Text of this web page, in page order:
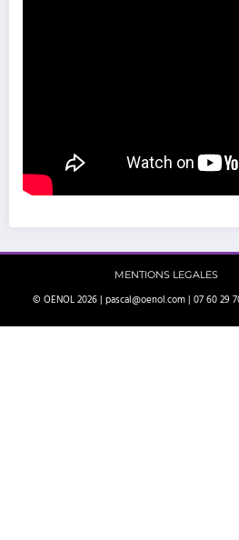
MENTIONS LEGALES
© OENOL 2026 | pascal@oenol.com | 07 60 29